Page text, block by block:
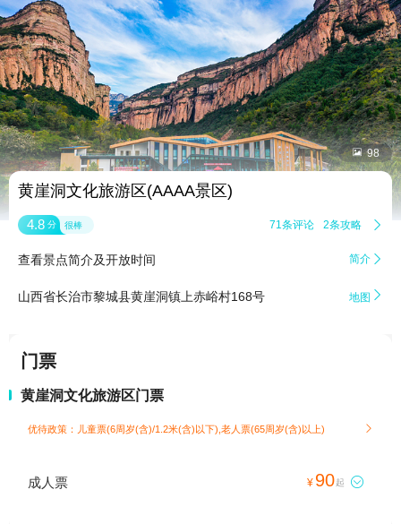
 98
黄崖洞文化旅游区(AAAA景区)
4.8 分 很棒 71条评论 2条攻略 
查看景点简介及开放时间 简介 
山西省长治市黎城县黄崖洞镇上赤峪村168号 地图 
门票
黄崖洞文化旅游区门票
优待政策：儿童票(6周岁(含)/1.2米(含)以下),老人票(65周岁(含)以上) 
成人票 ¥ 90起 
